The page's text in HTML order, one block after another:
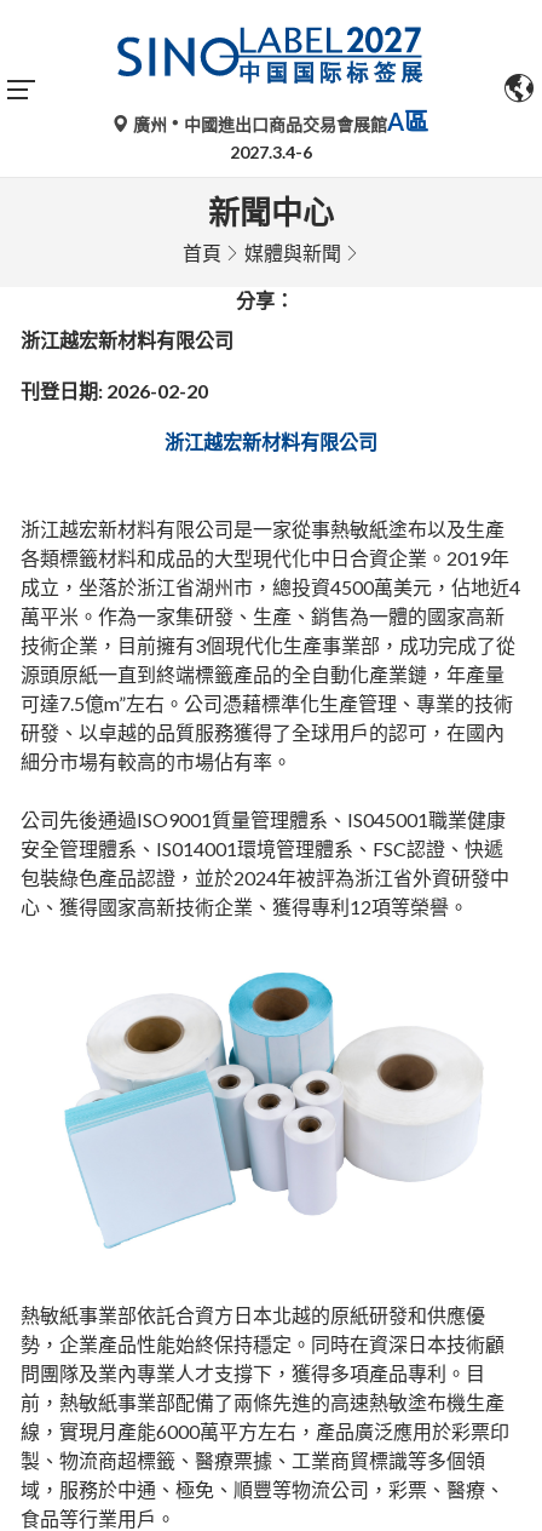
廣州 中國進出口商品交易會展館A區
2027.3.4-6
新聞中心
首頁 媒體與新聞
分享：
浙江越宏新材料有限公司
刊登日期: 2026-02-20
浙江越宏新材料有限公司
浙江越宏新材料有限公司是一家從事熱敏紙塗布以及生產
各類標籤材料和成品的大型現代化中日合資企業。2019年
成立，坐落於浙江省湖州市，總投資4500萬美元，佔地近4
萬平米。作為一家集研發、生產、銷售為一體的國家高新
技術企業，目前擁有3個現代化生產事業部，成功完成了從
源頭原紙一直到終端標籤產品的全自動化產業鏈，年產量
可達7.5億m”左右。公司憑藉標準化生產管理、專業的技術
研發、以卓越的品質服務獲得了全球用戶的認可，在國內
細分市場有較高的市場佔有率。
公司先後通過ISO9001質量管理體系、IS045001職業健康
安全管理體系、IS014001環境管理體系、FSC認證、快遞
包裝綠色產品認證，並於2024年被評為浙江省外資研發中
心、獲得國家高新技術企業、獲得專利12項等榮譽。
熱敏紙事業部依託合資方日本北越的原紙研發和供應優
勢，企業產品性能始終保持穩定。同時在資深日本技術顧
問團隊及業內專業人才支撐下，獲得多項產品專利。目
前，熱敏紙事業部配備了兩條先進的高速熱敏塗布機生產
線，實現月產能6000萬平方左右，產品廣泛應用於彩票印
製、物流商超標籤、醫療票據、工業商貿標識等多個領
域，服務於中通、極免、順豐等物流公司，彩票、醫療、
食品等行業用戶。